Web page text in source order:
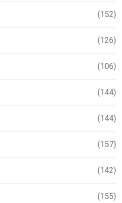
(152)
(126)
(106)
(144)
(144)
(157)
(142)
(155)